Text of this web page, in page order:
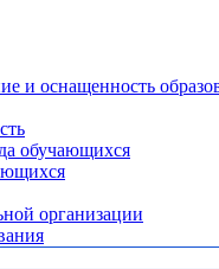
и оснащенность
обучающихся
организации